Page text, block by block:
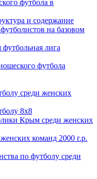
футбола в
и содержание
на базовом
лига
футбола
среди женских
8х8
Крым среди женских
команд 2000 г.р.
по футболу среди